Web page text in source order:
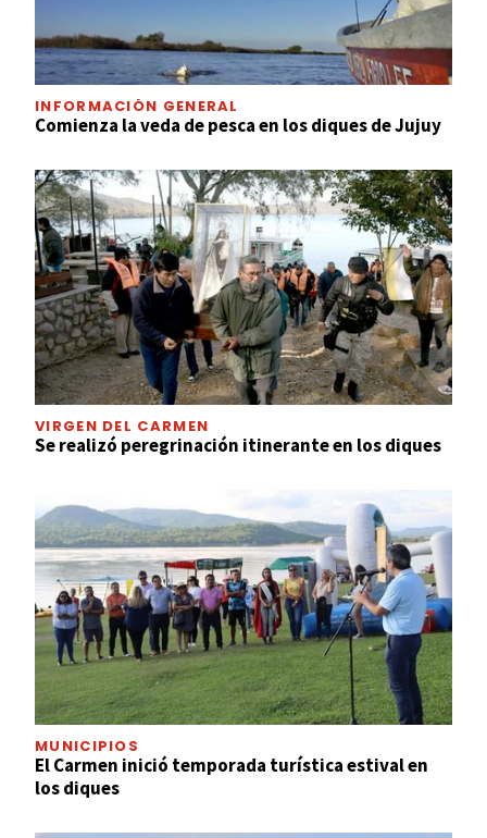
INFORMACIÓN GENERAL
Comienza la veda de pesca en los diques de Jujuy
VIRGEN DEL CARMEN
Se realizó peregrinación itinerante en los diques
MUNICIPIOS
El Carmen inició temporada turística estival en
los diques